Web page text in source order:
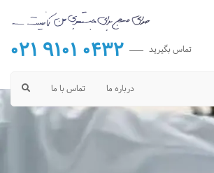
021 9101 0432 تماس بگیرید
درباره ما تماس با ما